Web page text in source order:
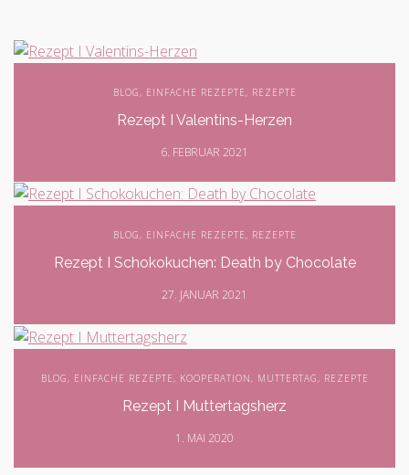
BLOG, EINFACHE REZEPTE, REZEPTE
Rezept I Valentins-Herzen
6. FEBRUAR 2021
BLOG, EINFACHE REZEPTE, REZEPTE
Rezept I Schokokuchen: Death by Chocolate
27. JANUAR 2021
BLOG , EINFACHE REZEPTE , KOOPERATION , MUTTERTAG , REZEPTE
Rezept I Muttertagsherz
1. MAI 2020